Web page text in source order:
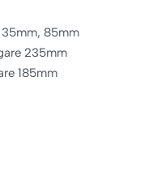
85mm
235mm
185mm